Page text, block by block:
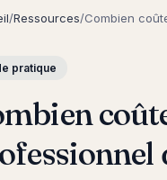
/Ressources/Combien
pratique